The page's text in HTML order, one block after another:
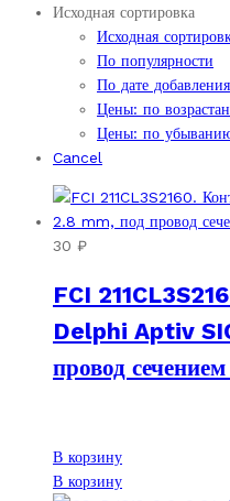
Исходная сортировка
Исходная
По популярности
По дате добавления
Цены: по
Цены: по
Cancel
30 ₽
FCI
Delphi Aptiv
провод
В корзину
В корзину